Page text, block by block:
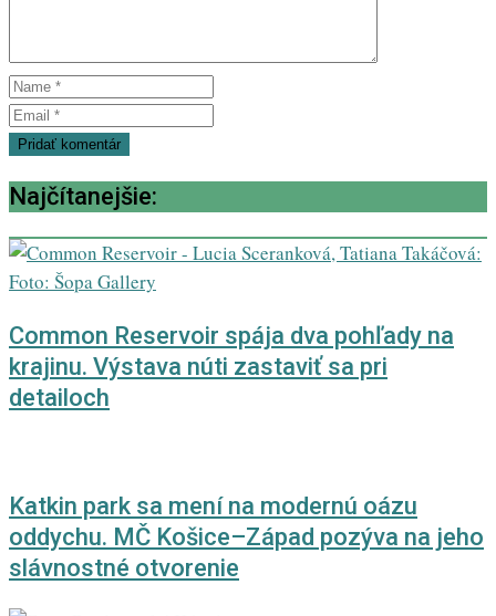
Najčítanejšie:
Common Reservoir spája dva pohľady na
krajinu. Výstava núti zastaviť sa pri
detailoch
Katkin park sa mení na modernú oázu
oddychu. MČ Košice–Západ pozýva na jeho
slávnostné otvorenie